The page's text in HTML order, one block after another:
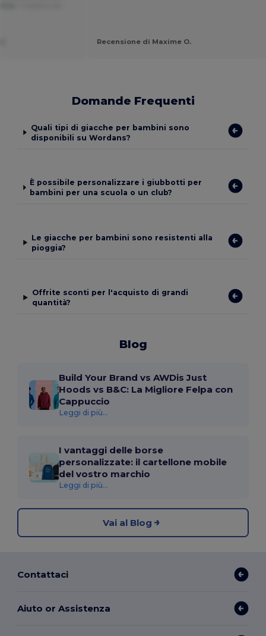
Recensione di Maxime O.
Domande Frequenti
Quali tipi di giacche per bambini sono
disponibili su Wordans?
È possibile personalizzare i giubbotti per
bambini per una scuola o un club?
Le giacche per bambini sono resistenti alla
pioggia?
Offrite sconti per l'acquisto di grandi
quantità?
Blog
Build Your Brand vs AWDis Just
Hoods vs B&C: La Migliore Felpa con
Cappuccio
Leggi di più...
I vantaggi delle borse
personalizzate: il cartellone mobile
del vostro marchio
Leggi di più...
Vai al Blog
Contattaci
Aiuto or Assistenza